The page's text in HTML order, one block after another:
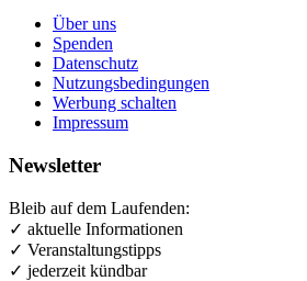
Über uns
Spenden
Datenschutz
Nutzungsbedingungen
Werbung schalten
Impressum
Newsletter
Bleib auf dem Laufenden:
✓ aktuelle Informationen
✓ Veranstaltungstipps
✓ jederzeit kündbar